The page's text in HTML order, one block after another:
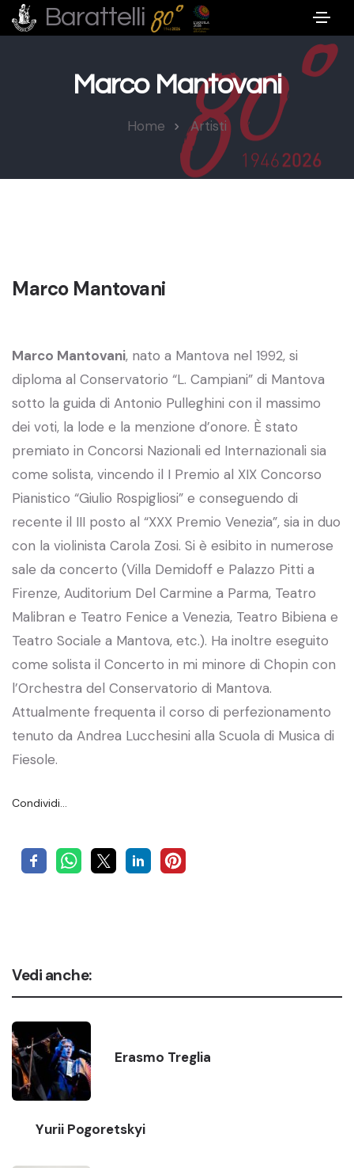
Barattelli
Marco Mantovani
Home Artisti
Marco Mantovani
Marco Mantovani, nato a Mantova nel 1992, si
diploma al Conservatorio “L. Campiani” di Mantova
sotto la guida di Antonio Pulleghini con il massimo
dei voti, la lode e la menzione d’onore. È stato
premiato in Concorsi Nazionali ed Internazionali sia
come solista, vincendo il I Premio al XIX Concorso
Pianistico “Giulio Rospigliosi” e conseguendo di
recente il III posto al “XXX Premio Venezia”, sia in duo
con la violinista Carola Zosi. Si è esibito in numerose
sale da concerto (Villa Demidoff e Palazzo Pitti a
Firenze, Auditorium Del Carmine a Parma, Teatro
Malibran e Teatro Fenice a Venezia, Teatro Bibiena e
Teatro Sociale a Mantova, etc.). Ha inoltre eseguito
come solista il Concerto in mi minore di Chopin con
l’Orchestra del Conservatorio di Mantova.
Attualmente frequenta il corso di perfezionamento
tenuto da Andrea Lucchesini alla Scuola di Musica di
Fiesole.
Condividi…
Vedi anche:
Erasmo Treglia
Yurii Pogoretskyi